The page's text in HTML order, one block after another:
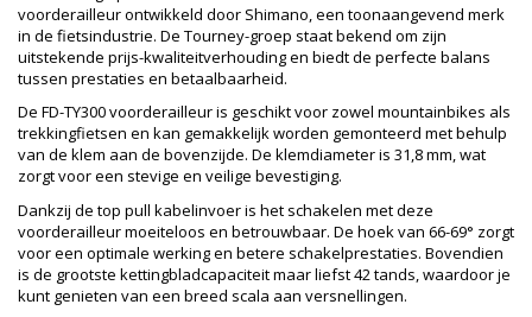
voorderailleur ontwikkeld door Shimano, een toonaangevend merk
in de fietsindustrie. De Tourney-groep staat bekend om zijn
uitstekende prijs-kwaliteitverhouding en biedt de perfecte balans
tussen prestaties en betaalbaarheid.
De FD-TY300 voorderailleur is geschikt voor zowel mountainbikes als
trekkingfietsen en kan gemakkelijk worden gemonteerd met behulp
van de klem aan de bovenzijde. De klemdiameter is 31,8 mm, wat
zorgt voor een stevige en veilige bevestiging.
Dankzij de top pull kabelinvoer is het schakelen met deze
voorderailleur moeiteloos en betrouwbaar. De hoek van 66-69° zorgt
voor een optimale werking en betere schakelprestaties. Bovendien
is de grootste kettingbladcapaciteit maar liefst 42 tands, waardoor je
kunt genieten van een breed scala aan versnellingen.